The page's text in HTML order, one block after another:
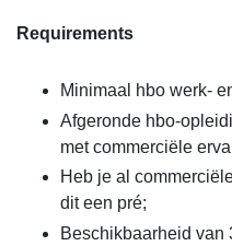
Requirements
Minimaal hbo werk-
Afgeronde hbo-
met commerciële
Heb je al
dit een pré;
Beschikbaarheid van